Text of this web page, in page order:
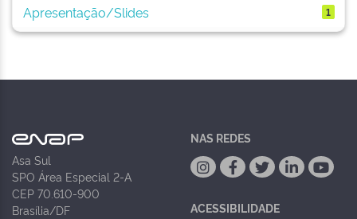
Apresentação/Slides
1
Asa Sul
SPO Área Especial 2-A
CEP 70.610-900
Brasília/DF
NAS REDES
ACESSIBILIDADE